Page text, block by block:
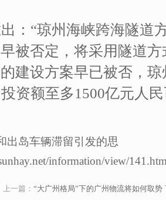
：“琼州海峡跨海隧道
被否定，将采用隧道
建设方案早已被否，
资额至多1500亿元人
出岛车辆滞留引发的思
information/view/
上一篇：“大广州格局”下的广州物流将如何取势